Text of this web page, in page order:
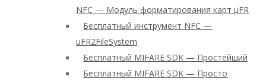
NFC — Модуль форматирования карт μFR
Бесплатный инструмент NFC —
uFR2FileSystem
Бесплатный MIFARE SDK — Простейший
Бесплатный MIFARE SDK — Просто